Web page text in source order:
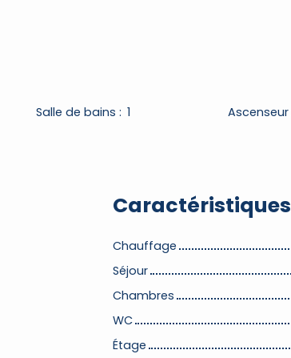
Salle de bains : 1 Ascenseur
Caractéristiques
Chauffage
Séjour
Chambres
WC
Étage